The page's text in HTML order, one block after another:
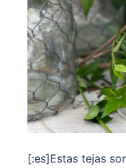
[:es]Estas tejas